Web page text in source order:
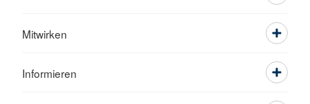
Mitwirken
Informieren